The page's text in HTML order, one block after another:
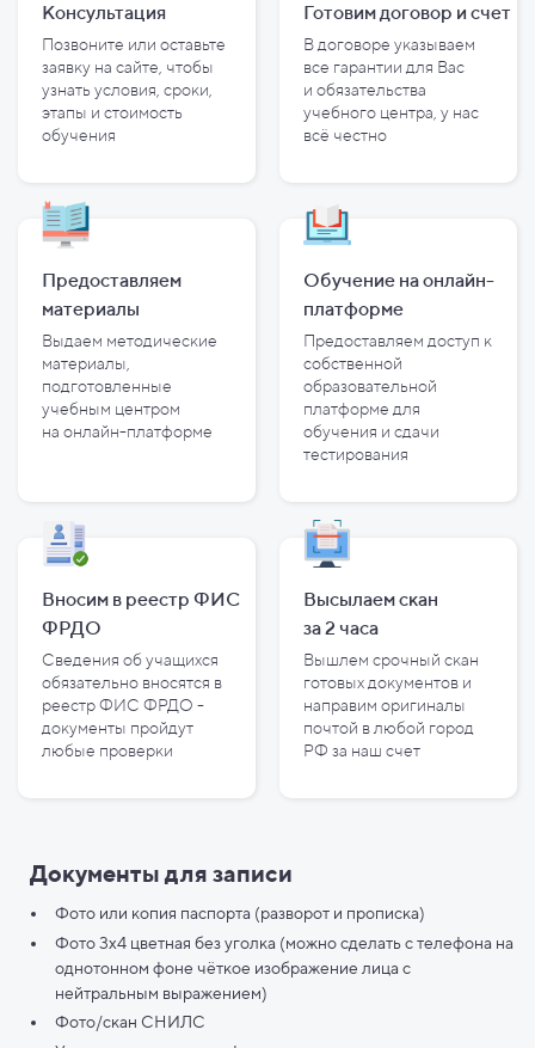
Консультация
Позвоните или оставьте
заявку на сайте, чтобы
узнать условия, сроки,
этапы и стоимость
обучения
Готовим договор и счет
В договоре указываем
все гарантии для Вас
и обязательства
учебного центра, у нас
всё честно
Предоставляем
материалы
Выдаем методические
материалы,
подготовленные
учебным центром
на онлайн-платформе
Обучение на онлайн-
платформе
Предоставляем доступ к
собственной
образовательной
платформе для
обучения и сдачи
тестирования
Вносим в реестр ФИС
ФРДО
Сведения об учащихся
обязательно вносятся в
реестр ФИС ФРДО -
документы пройдут
любые проверки
Высылаем скан
за2 часа
Вышлем срочный скан
готовых документов и
направим оригиналы
почтой в любой город
РФ за наш счет
Документы для записи
Фото или копия паспорта (разворот и прописка)
Фото 3х4 цветная без уголка (можно сделать с телефона на
однотонном фоне чёткое изображение лица с
нейтральным выражением)
Фото/скан СНИЛС